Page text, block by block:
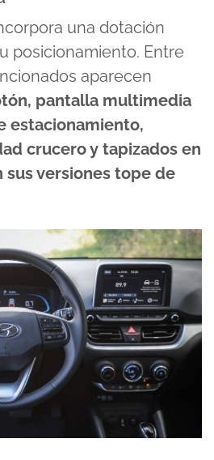
una dotación
posicionamiento. Entre
aparecen
pantalla multimedia
estacionamiento,
crucero y tapizados en
versiones tope de